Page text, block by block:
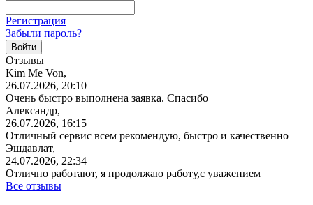
Регистрация
Забыли пароль?
Отзывы
Kim Me Von,
26.07.2026, 20:10
Очень быстро выполнена заявка. Спасибо
Александр,
26.07.2026, 16:15
Отличный сервис всем рекомендую, быстро и качественно
Эшдавлат,
24.07.2026, 22:34
Отлично работают, я продолжаю работу,с уважением
Все отзывы